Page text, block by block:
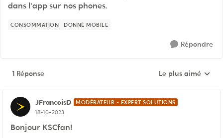
dans l'app sur nos phones.
CONSOMMATION DONNÉ MOBILE
Répondre
1 Réponse Réponses triées
Le plus aimé
JFrancoisD MODÉRATEUR - EXPERT SOLUTIONS
18-10-2023
Bonjour KSCfan!